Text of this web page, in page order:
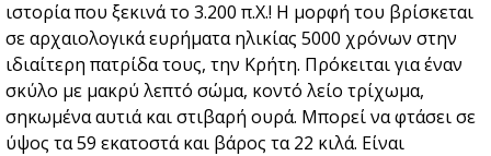
ιστορία που ξεκινά το 3.200 π.Χ.! Η μορφή του βρίσκεται
σε αρχαιολογικά ευρήματα ηλικίας 5000 χρόνων στην
ιδιαίτερη πατρίδα τους, την Κρήτη. Πρόκειται για έναν
σκύλο με μακρύ λεπτό σώμα, κοντό λείο τρίχωμα,
σηκωμένα αυτιά και στιβαρή ουρά. Μπορεί να φτάσει σε
ύψος τα 59 εκατοστά και βάρος τα 22 κιλά. Είναι